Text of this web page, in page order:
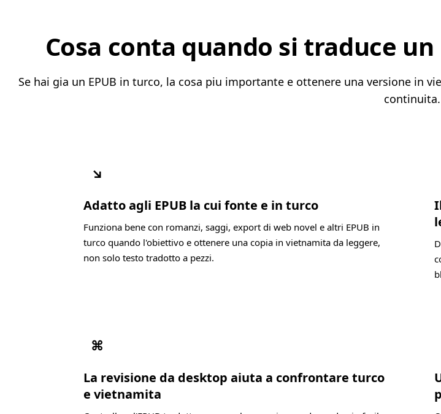
Cosa conta quando si traduce
Se hai gia un EPUB in turco, la cosa piu importante e ottenere una versione in
continuita.
↘
Adatto agli EPUB la cui fonte e in turco
Funziona bene con romanzi, saggi, export di web novel e altri EPUB in
turco quando l'obiettivo e ottenere una copia in vietnamita da leggere,
non solo testo tradotto a pezzi.
⌘
La revisione da desktop aiuta a confrontare turco
e vietnamita